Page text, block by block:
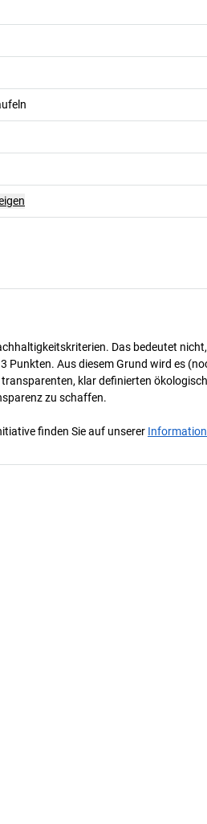
Das bedeutet
Aus diesem Grund wird es
klar definierten
zu schaffen.
finden Sie auf unserer